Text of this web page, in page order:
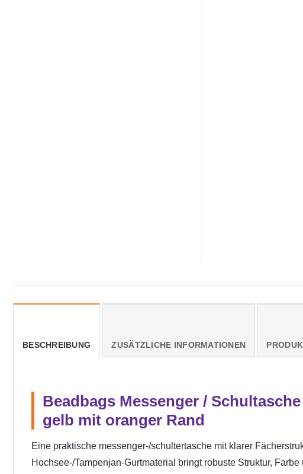
BESCHREIBUNG ZUSÄTZLICHE INFORMATIONEN
Beadbags Messenger /
gelb mit oranger Rand
Eine praktische messenger-/schultertasche mit klarer
Hochsee-/Tampenjan-Gurtmaterial bringt robuste Struktur,